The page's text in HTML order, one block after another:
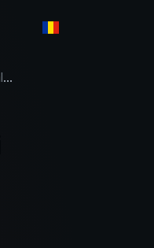
Ghidul alimentației în Valheim: cele mai bune mâncăruri, rețete și buff-uri pentru fiecare biom